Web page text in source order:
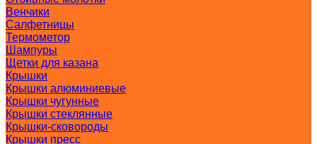
Венчики
Салфетницы
Термометор
Шампуры
Щетки для казана
Крышки
Крышки алюминиевые
Крышки чугунные
Крышки стеклянные
Крышки-сковороды
Крышки пресс